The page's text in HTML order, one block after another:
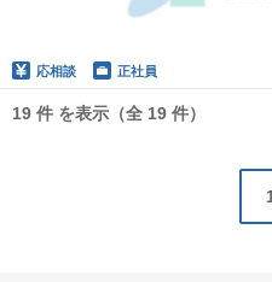
応相談 正社員
19 件 を表示（全 19 件）